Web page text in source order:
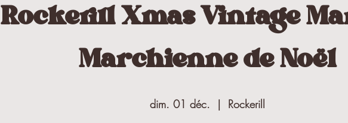
Rockerill Xmas Vintage
Marchienne de Noël
dim. 01 déc.
  |
Rockerill